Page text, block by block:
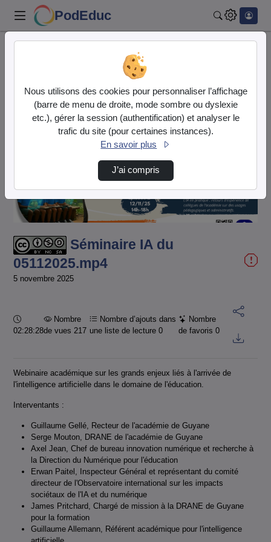
PodEduc
Séminaire IA du 05112025.mp4
Lire
la
vidéo
Séminaire IA du
05112025.mp4
5 novembre 2025
Durée :
02:28:28
Nombre
de vues 217
Nombre d’ajouts dans
une liste de lecture 0
Nombre
de favoris0
Webinaire académique sur les grands enjeux liés à l'arrivée de
l'intelligence artificielle dans le domaine de l'éducation.
Interventants :
Guillaume Gellé, Recteur de l'académie de Guyane
Serge Mouton, DRANE de l'académie de Guyane
Axel Jean, Chef de bureau innovation numérique et recherche à
la Direction du Numérique pour l'éducation
Erwan Paitel, Inspecteur Général et représentant du comité
directeur de l'Observatoire international sur les impacts
sociétaux de l'IA et du numérique
James Pritchard, Chargé de mission à la DRANE de Guyane
pour la formation
Guillaume Allemann, Référent académique pour l'intelligence
Nous utilisons des cookies pour personnaliser l’affichage
(barre de menu de droite, mode sombre ou dyslexie
etc.), gérer la session (authentification) et analyser le
trafic du site (pour certaines instances).
En savoir plus
J’ai compris